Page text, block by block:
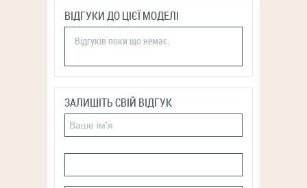
ВІДГУКИ ДО ЦІЄЇ МОДЕЛІ
Відгуків поки що немає.
ЗАЛИШІТЬ СВІЙ ВІДГУК